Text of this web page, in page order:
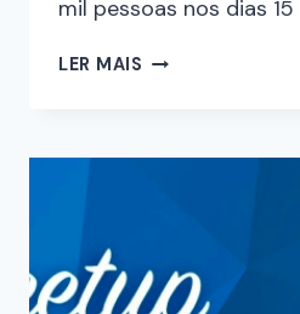
mil pessoas nos dias
LER MAIS